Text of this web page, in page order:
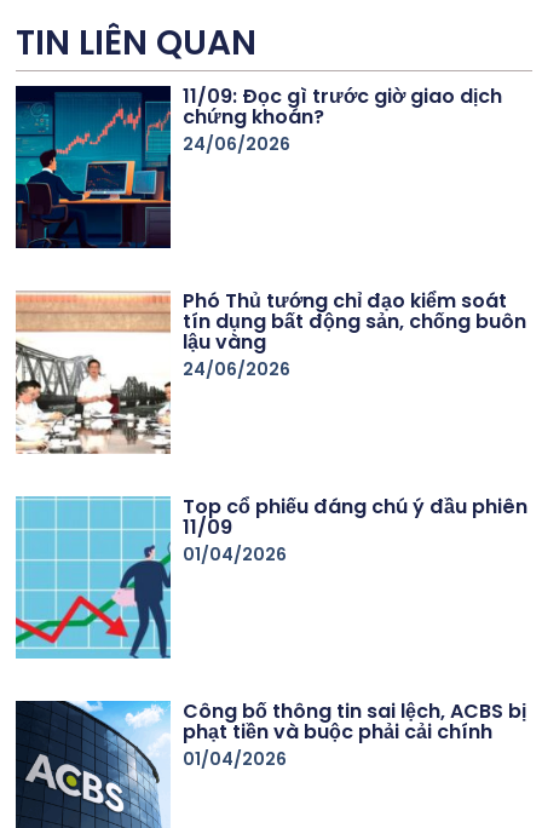
TIN LIÊN QUAN
11/09: Đọc gì trước giờ giao dịch
chứng khoán?
24/06/2026
Phó Thủ tướng chỉ đạo kiểm soát
tín dụng bất động sản, chống buôn
lậu vàng
24/06/2026
Top cổ phiếu đáng chú ý đầu phiên
11/09
01/04/2026
Công bố thông tin sai lệch, ACBS bị
phạt tiền và buộc phải cải chính
01/04/2026